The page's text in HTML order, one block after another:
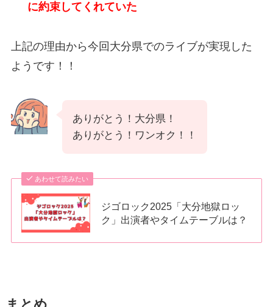
に約束してくれていた
上記の理由から今回大分県でのライブが実現した
ようです！！
ありがとう！大分県！
ありがとう！ワンオク！！
あわせて読みたい
ジゴロック2025「大分地獄ロッ
ク」出演者やタイムテーブルは？